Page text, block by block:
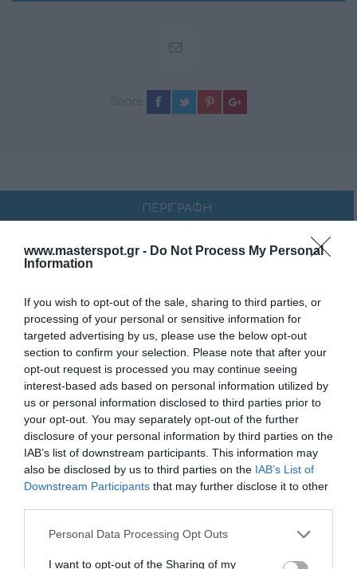
www.masterspot.gr - Do Not Process My Personal
Information
If you wish to opt-out of the sale, sharing to third parties, or
processing of your personal or sensitive information for
targeted advertising by us, please use the below opt-out
section to confirm your selection. Please note that after your
opt-out request is processed you may continue seeing
interest-based ads based on personal information utilized by
us or personal information disclosed to third parties prior to
your opt-out. You may separately opt-out of the further
disclosure of your personal information by third parties on the
IAB’s list of downstream participants. This information may
also be disclosed by us to third parties on the IAB’s List of
Downstream Participants that may further disclose it to other
Please note that this website/app uses one or more Google
not limited to your visit or usage behaviour. You may click to
Personal Data Processing Opt Outs
I want to opt-out of the Sharing of my
ΠΕΡΙΓΡΑΦΗ
ΧΑΡΑΚΤΗΡΙΣΤΙΚΑ
ΕΠΙΚΟΙΝΩΝΙΑ
Ο θαλάσσιος ενισχυτής HCP 4MDK διαθέτει ένα
συμπαγές σχέδιο έτοιμο να αντιμετωπίσει το ανοιχτό
περιβάλλον του νερού, παρέχοντας τόνους καθαρού
δυναμικού. Ο ψύκτης HCP M έχει κατασκευαστεί από
εξωθημένο αλουμίνιο, ένα υλικό ασύγκριτο για
ελαφρότητα, ευρωστία και διαρροή θερμότητας. Για να
διατηρηθεί το μέγεθος στο ελάχιστο, τα τρανζίστορ
ισχύος τοποθετούνται μεταξύ του PCB και της άνω